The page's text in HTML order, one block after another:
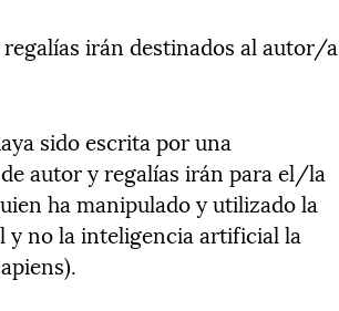
irán destinados al autor/a
sido escrita por una
autor y regalías irán para el/la
ha manipulado y utilizado la
no la inteligencia artificial la